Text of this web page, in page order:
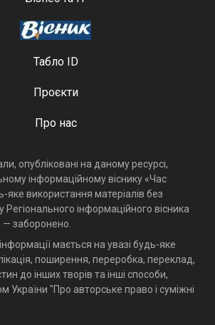
Табло ID
Проєкти
Про нас
опубліковані на даному ресурсі,
інформаційному віснику «Час
яке використання матеріалів без
інформаційного вісника
— заборонено.
мається на увазі будь-яке
поширення, переробка, переклад,
до інших творів та інші способи,
України "Про авторське право і суміжні